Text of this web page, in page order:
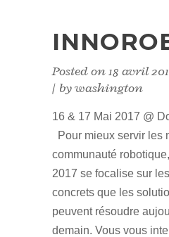
Posted on18 avril
bywashington
16 & 17 Mai 2017 @
Pour mieux servir les
communauté
2017 se focalise sur
concrets que les
peuvent résoudre
demain. Vous vous